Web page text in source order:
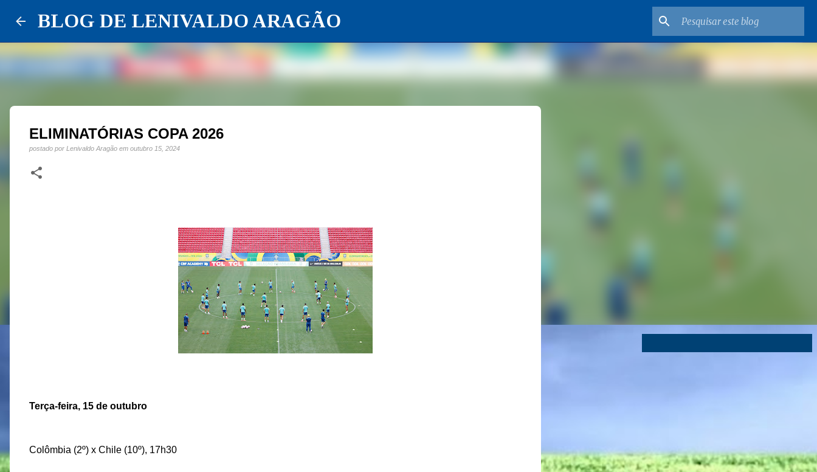
BLOG DE LENIVALDO ARAGÃO
ELIMINATÓRIAS COPA 2026
postado por Lenivaldo Aragão em outubro 15, 2024
Terça-feira, 15 de outubro
Colômbia (2º) x Chile (10º), 17h30